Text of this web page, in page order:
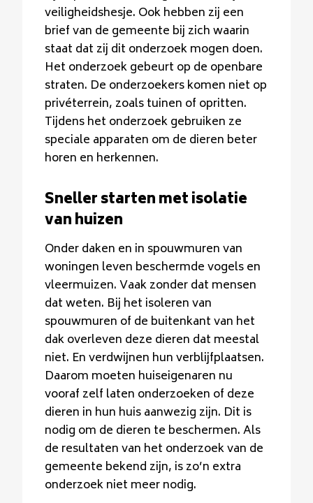
veiligheidshesje. Ook hebben zij een
brief van de gemeente bij zich waarin
staat dat zij dit onderzoek mogen doen.
Het onderzoek gebeurt op de openbare
straten. De onderzoekers komen niet op
privéterrein, zoals tuinen of opritten.
Tijdens het onderzoek gebruiken ze
speciale apparaten om de dieren beter
horen en herkennen.
Sneller starten met isolatie
van huizen
Onder daken en in spouwmuren van
woningen leven beschermde vogels en
vleermuizen. Vaak zonder dat mensen
dat weten. Bij het isoleren van
spouwmuren of de buitenkant van het
dak overleven deze dieren dat meestal
niet. En verdwijnen hun verblijfplaatsen.
Daarom moeten huiseigenaren nu
vooraf zelf laten onderzoeken of deze
dieren in hun huis aanwezig zijn. Dit is
nodig om de dieren te beschermen. Als
de resultaten van het onderzoek van de
gemeente bekend zijn, is zo’n extra
onderzoek niet meer nodig.